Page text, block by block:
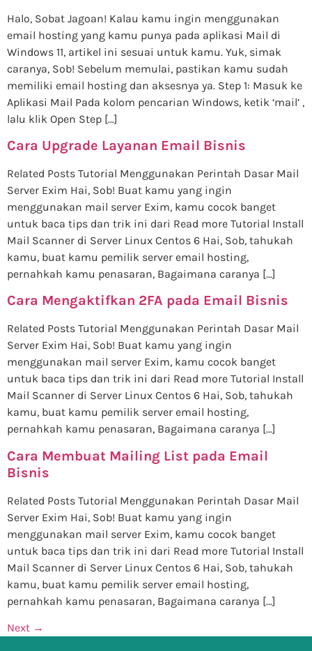
Halo, Sobat Jagoan! Kalau kamu ingin menggunakan
email hosting yang kamu punya pada aplikasi Mail di
Windows 11, artikel ini sesuai untuk kamu. Yuk, simak
caranya, Sob! Sebelum memulai, pastikan kamu sudah
memiliki email hosting dan aksesnya ya. Step 1: Masuk ke
Aplikasi Mail Pada kolom pencarian Windows, ketik ‘mail’ ,
lalu klik Open Step […]
Cara Upgrade Layanan Email Bisnis
Related Posts Tutorial Menggunakan Perintah Dasar Mail
Server Exim Hai, Sob! Buat kamu yang ingin
menggunakan mail server Exim, kamu cocok banget
untuk baca tips dan trik ini dari Read more Tutorial Install
Mail Scanner di Server Linux Centos 6 Hai, Sob, tahukah
kamu, buat kamu pemilik server email hosting,
pernahkah kamu penasaran, Bagaimana caranya […]
Cara Mengaktifkan 2FA pada Email Bisnis
Related Posts Tutorial Menggunakan Perintah Dasar Mail
Server Exim Hai, Sob! Buat kamu yang ingin
menggunakan mail server Exim, kamu cocok banget
untuk baca tips dan trik ini dari Read more Tutorial Install
Mail Scanner di Server Linux Centos 6 Hai, Sob, tahukah
kamu, buat kamu pemilik server email hosting,
pernahkah kamu penasaran, Bagaimana caranya […]
Cara Membuat Mailing List pada Email
Bisnis
Related Posts Tutorial Menggunakan Perintah Dasar Mail
Server Exim Hai, Sob! Buat kamu yang ingin
menggunakan mail server Exim, kamu cocok banget
untuk baca tips dan trik ini dari Read more Tutorial Install
Mail Scanner di Server Linux Centos 6 Hai, Sob, tahukah
kamu, buat kamu pemilik server email hosting,
pernahkah kamu penasaran, Bagaimana caranya […]
Next →